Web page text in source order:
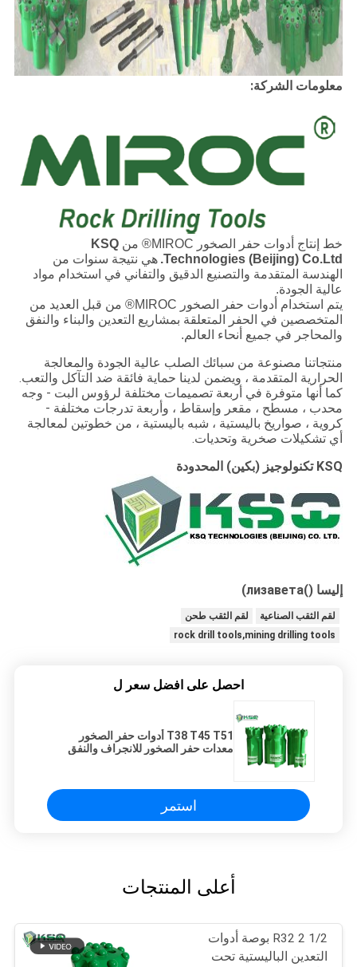
معلومات الشركة:
خط إنتاج أدوات حفر الصخور MIROC® من
KSQ
Technologies (Beijing) Co.Ltd. هي نتيجة سنوات من
الهندسة المتقدمة والتصنيع الدقيق والتفاني في استخدام مواد
عالية الجودة.
يتم استخدام أدوات حفر الصخور MIROC® من قبل العديد من
المتخصصين في الحفر المتعلقة بمشاريع التعدين والبناء والنفق
والمحاجر في جميع أنحاء العالم.
منتجاتنا مصنوعة من سبائك الصلب عالية الجودة والمعالجة
الحرارية المتقدمة ، ويضمن لدينا حماية فائقة ضد التآكل والتعب.
كما أنها متوفرة في أربعة تصميمات مختلفة لرؤوس البت - وجه
محدب ، مسطح ، مقعر وإسقاط ، وأربعة تدرجات مختلفة -
كروية ، صواريخ باليستية ، شبه باليستية ، من خطوتين لمعالجة
أي تشكيلات صخرية وتحديات.
KSQ تكنولوجيز (بكين) المحدودة
إليسا ()лизавета)
لقم الثقب الصناعية
لقم الثقب طحن
rock drill tools,mining drilling tools
احصل على افضل سعر ل
T38 T45 T51 أدوات حفر الصخور
معدات حفر الصخور للانجراف والنفق
استمر
أعلى المنتجات
R32 2 1/2 بوصة أدوات
التعدين الباليستية تحت